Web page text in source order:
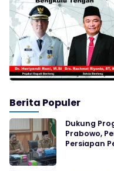
Berita Populer
Dukung
Prabowo,
Persiapan